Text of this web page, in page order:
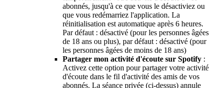
abonnés, jusqu'à ce que vous le désactiviez ou
que vous redémarriez l'application. La
réinitialisation est automatique après 6 heures.
Par défaut : désactivé (pour les personnes âgées
de 18 ans ou plus), par défaut : désactivé (pour
les personnes âgées de moins de 18 ans)
Partager mon activité d'écoute sur Spotify :
Activez cette option pour partager votre activité
d'écoute dans le fil d'activité des amis de vos
abonnés. La séance privée (ci-dessus) annule